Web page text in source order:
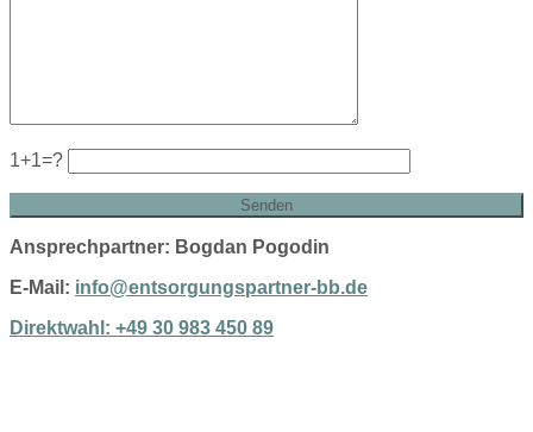
1+1=?
Ansprechpartner: Bogdan Pogodin
E-Mail: info@entsorgungspartner-bb.de
Direktwahl: +49 30 983 450 89